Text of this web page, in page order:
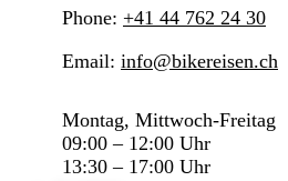
Phone: +41 44 762 24 30
Email: info@bikereisen.ch
Montag, Mittwoch-Freitag
09:00 – 12:00 Uhr
13:30 – 17:00 Uhr